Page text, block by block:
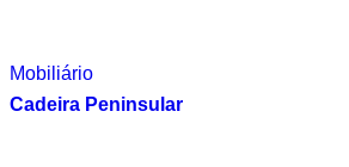
Mobiliário
Cadeira Peninsular